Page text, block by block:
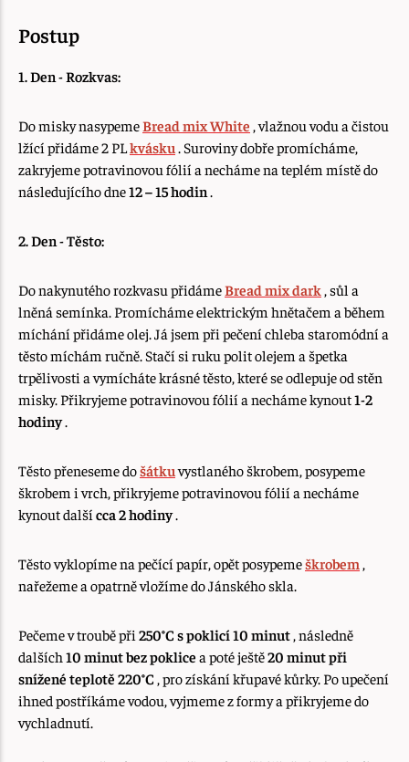
Postup
1. Den - Rozkvas:
Do misky nasypemeBread mix White , vlažnou vodu a čistou
lžící přidáme 2 PLkvásku. Suroviny dobře promícháme,
zakryjeme potravinovou fólií a necháme na teplém místě do
následujícího dne12 – 15 hodin .
2. Den - Těsto:
Do nakynutého rozkvasu přidámeBread mix dark, sůl a
lněná semínka. Promícháme elektrickým hnětačem a během
míchání přidáme olej. Já jsem při pečení chleba staromódní a
těsto míchám ručně. Stačí si ruku polit olejem a špetka
trpělivosti a vymícháte krásné těsto, které se odlepuje od stěn
misky. Přikryjeme potravinovou fólií a necháme kynout1-2
hodiny.
Těsto přeneseme došátkuvystlaného škrobem, posypeme
škrobem i vrch, přikryjeme potravinovou fólií a necháme
kynout další cca 2 hodiny.
Těsto vyklopíme na pečící papír, opět posypemeškrobem ,
nařežeme a opatrně vložíme do Jánského skla.
Pečeme v troubě při 250°C s poklicí 10 minut, následně
dalších 10 minut bez poklice a poté ještě20 minut při
snížené teplotě 220°C , pro získání křupavé kůrky. Po upečení
ihned postříkáme vodou, vyjmeme z formy a přikryjeme do
vychladnutí.